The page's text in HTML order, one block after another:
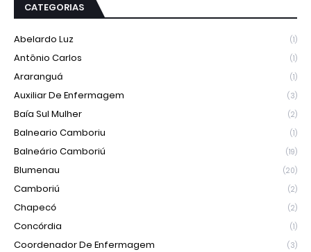
CATEGORIAS
Abelardo Luz (1)
Antônio Carlos (1)
Araranguá (1)
Auxiliar De Enfermagem (3)
Baía Sul Mulher (2)
Balneario Camboriu (1)
Balneário Camboriú (19)
Blumenau (20)
Camboriú (2)
Chapecó (2)
Concórdia (1)
Coordenador De Enfermagem (3)